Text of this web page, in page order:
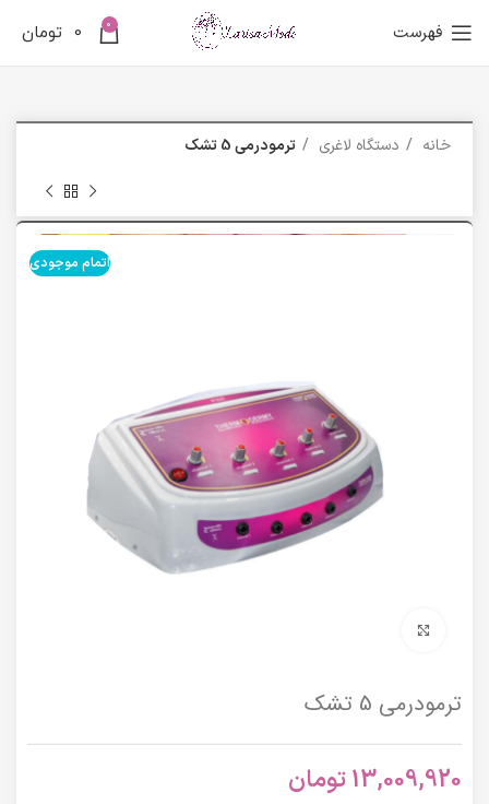
فهرست 0
0 تومان
خانه دستگاه لاغری ترمودرمی 5 تشک
اتمام موجودی
ترمودرمی 5 تشک
13,009,920تومان